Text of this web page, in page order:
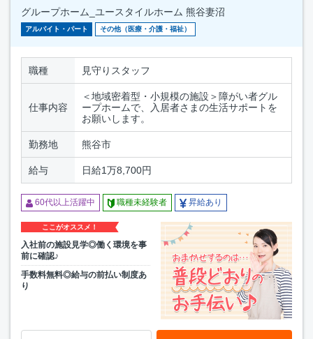
グループホーム_ユースタイルホーム 熊谷妻沼
アルバイト・パート その他（医療・介護・福祉）
職種 見守りスタッフ
仕事内容
＜地域密着型・小規模の施設＞障がい者グル
ープホームで、入居者さまの生活サポートを
お願いします。
勤務地 熊谷市
給与 日給1万8,700円
60代以上活躍中 職種未経験者 昇給あり
ここがオススメ！
入社前の施設見学◎働く環境を事
前に確認♪
手数料無料◎給与の前払い制度あ
り